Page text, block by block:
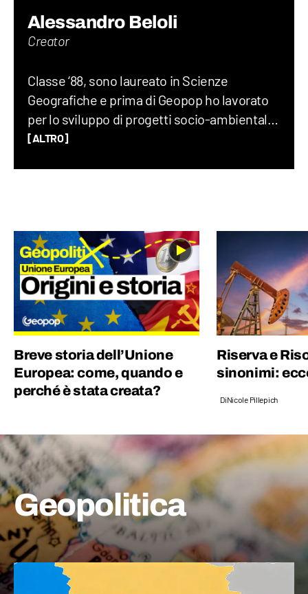
Alessandro Beloli
Creator
Classe ‘88, sono laureato in Scienze
Geografiche e prima di Geopop ho lavorato
per lo sviluppo di progetti socio-ambientali,
scritto un romanzo di viaggio, insegnato
storie… Da bambino adoravo Piero Angela e
Indiana Jones.
[ALTRO]
Breve storia dell’Unione
Europea: come, quando e
perché è stata creata?
Riserva e
sinonimi:
DiNicole Pillepich
Geopolitica